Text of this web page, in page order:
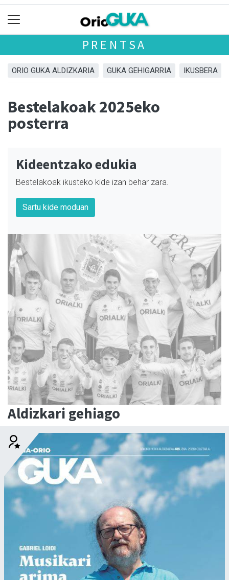
PRENTSA
ORIO GUKA ALDIZKARIA GUKA GEHIGARRIA IKUSBERA
Bestelakoak 2025eko
posterra
Kideentzako edukia
Bestelakoak ikusteko kide izan behar zara.
Sartu kide moduan
Aldizkari gehiago